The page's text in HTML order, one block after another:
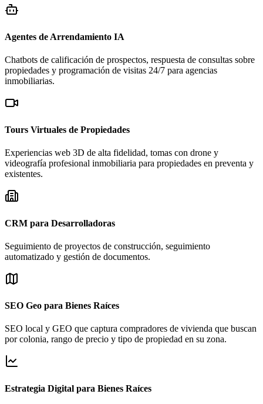
Agentes de Arrendamiento IA
Chatbots de calificación de prospectos, respuesta de consultas sobre
propiedades y programación de visitas 24/7 para agencias
inmobiliarias.
Tours Virtuales de Propiedades
Experiencias web 3D de alta fidelidad, tomas con drone y
videografía profesional inmobiliaria para propiedades en preventa y
existentes.
CRM para Desarrolladoras
Seguimiento de proyectos de construcción, seguimiento
automatizado y gestión de documentos.
SEO Geo para Bienes Raíces
SEO local y GEO que captura compradores de vivienda que buscan
por colonia, rango de precio y tipo de propiedad en su zona.
Estrategia Digital para Bienes Raíces